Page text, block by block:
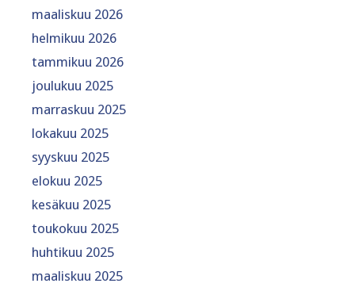
maaliskuu 2026
helmikuu 2026
tammikuu 2026
joulukuu 2025
marraskuu 2025
lokakuu 2025
syyskuu 2025
elokuu 2025
kesäkuu 2025
toukokuu 2025
huhtikuu 2025
maaliskuu 2025